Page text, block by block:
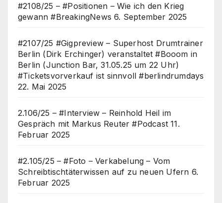
#2108/25 – #Positionen – Wie ich den Krieg
gewann #BreakingNews 6. September 2025
#2107/25 #Gigpreview – Superhost Drumtrainer
Berlin (Dirk Erchinger) veranstaltet #Booom in
Berlin (Junction Bar, 31.05.25 um 22 Uhr)
#Ticketsvorverkauf ist sinnvoll #berlindrumdays
22. Mai 2025
2.106/25 – #Interview – Reinhold Heil im
Gespräch mit Markus Reuter #Podcast 11.
Februar 2025
#2.105/25 – #Foto – Verkabelung – Vom
Schreibtischtäterwissen auf zu neuen Ufern 6.
Februar 2025